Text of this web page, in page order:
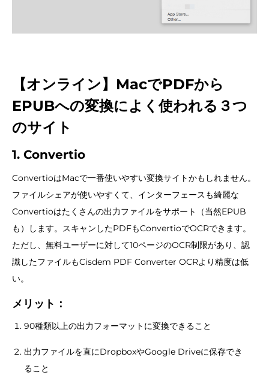
【オンライン】MacでPDFから
EPUBへの変換によく使われる３つ
のサイト
1. Convertio
ConvertioはMacで一番使いやすい変換サイトかもしれません。
ファイルシェアが使いやすくて、インターフェースも綺麗な
Convertioはたくさんの出力ファイルをサポート（当然EPUB
も）します。スキャンしたPDFもConvertioでOCRできます。
ただし、無料ユーザーに対して10ページのOCR制限があり、認
識したファイルもCisdem PDF Converter OCRより精度は低
い。
メリット：
90種類以上の出力フォーマットに変換できること
出力ファイルを直にDropboxやGoogle Driveに保存でき
ること